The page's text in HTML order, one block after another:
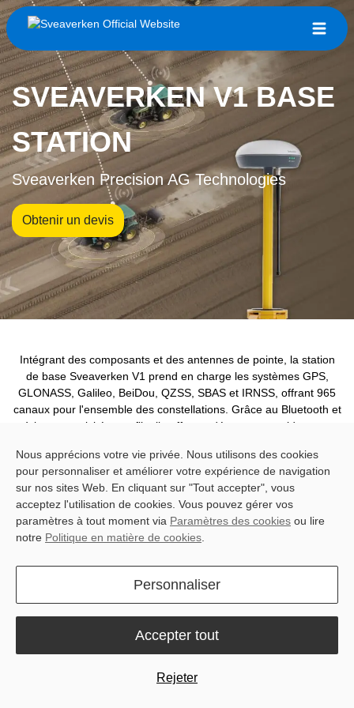
SVEAVERKEN V1 BASE
STATION
Sveaverken Precision AG Technologies
Obtenir un devis
Intégrant des composants et des antennes de pointe, la station
de base Sveaverken V1 prend en charge les systèmes GPS,
GLONASS, Galileo, BeiDou, QZSS, SBAS et IRNSS, offrant 965
canaux pour l'ensemble des constellations. Grâce au Bluetooth et
à la connectivité sans fil, elle offre un démarrage rapide et un
des services de localisation de haute précision, ce qui en fait un
choix fiable pour les utilisateurs de l'agriculture de précision.
Nous apprécions votre vie privée. Nous utilisons des cookies
pour personnaliser et améliorer votre expérience de navigation
sur nos sites Web. En cliquant sur "Tout accepter", vous
acceptez l'utilisation de cookies. Vous pouvez gérer vos
paramètres à tout moment via Paramètres des cookies ou lire
notre Politique en matière de cookies
Personnaliser
Rejeter
Accepter tout